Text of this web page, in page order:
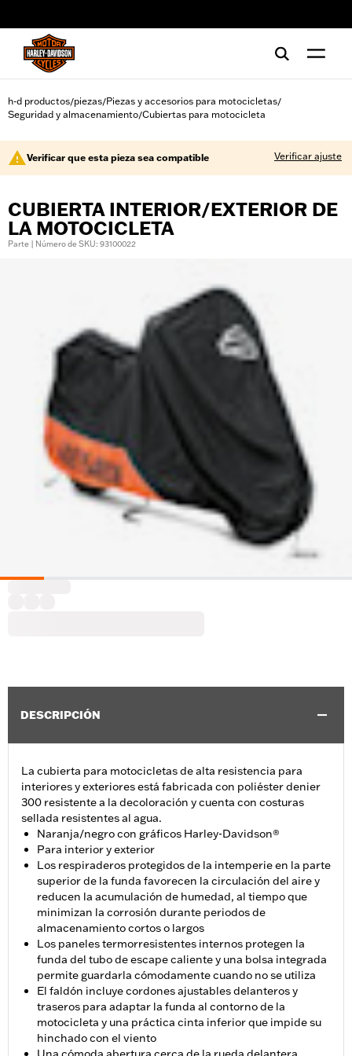
h-d productos/piezas/Piezas y accesorios para motocicletas/
Seguridad y almacenamiento/Cubiertas para motocicleta
Verificar que esta pieza sea compatible Verificar ajuste
CUBIERTA INTERIOR/EXTERIOR DE
LA MOTOCICLETA
Parte | Número de SKU: 93100022
DESCRIPCIÓN
La cubierta para motocicletas de alta resistencia para
interiores y exteriores está fabricada con poliéster denier
300 resistente a la decoloración y cuenta con costuras
sellada resistentes al agua.
Naranja/negro con gráficos Harley-Davidson®
Para interior y exterior
Los respiraderos protegidos de la intemperie en la parte
superior de la funda favorecen la circulación del aire y
reducen la acumulación de humedad, al tiempo que
minimizan la corrosión durante periodos de
almacenamiento cortos o largos
Los paneles termorresistentes internos protegen la
funda del tubo de escape caliente y una bolsa integrada
permite guardarla cómodamente cuando no se utiliza
El faldón incluye cordones ajustables delanteros y
traseros para adaptar la funda al contorno de la
motocicleta y una práctica cinta inferior que impide su
hinchado con el viento